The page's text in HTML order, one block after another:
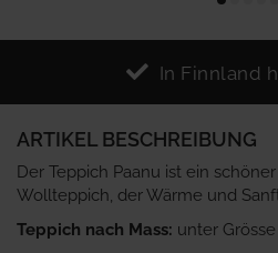
In Finnland
ARTIKEL BESCHREIBUNG
Der Teppich Paanu ist ein
Wollteppich, der Wärme und
Teppich nach Mass: unter